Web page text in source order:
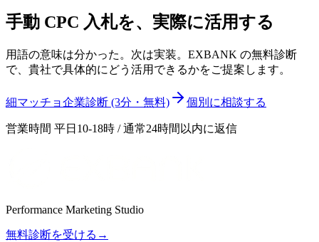
手動 CPC 入札を、実際に活用する
用語の意味は分かった。次は実装。EXBANK の無料診断
で、貴社で具体的にどう活用できるかをご提案します。
細マッチョ企業診断 (3分・無料) 個別に相談する
営業時間 平日10-18時 / 通常24時間以内に返信
Performance Marketing Studio
無料診断を受ける →